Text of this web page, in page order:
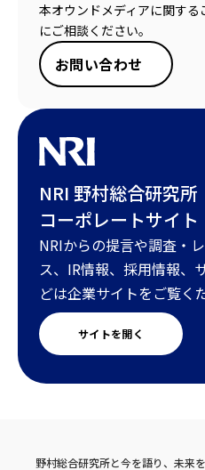
本オウンドメディアに関す
にご相談ください。
お問い合わせ
NRI 野村総合研究所
コーポレートサイト
NRIからの提言や調査・
ス、IR情報、採用情報、
どは企業サイトをご覧く
サイトを開く
野村総合研究所と今を語り、未来